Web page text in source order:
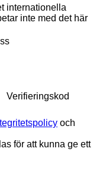
internationella
inte med det här
Verifieringskod
och
för att kunna ge ett